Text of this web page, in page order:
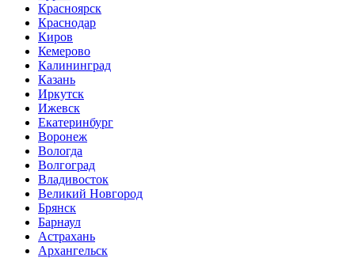
Красноярск
Краснодар
Киров
Кемерово
Калининград
Казань
Иркутск
Ижевск
Екатеринбург
Воронеж
Вологда
Волгоград
Владивосток
Великий Новгород
Брянск
Барнаул
Астрахань
Архангельск